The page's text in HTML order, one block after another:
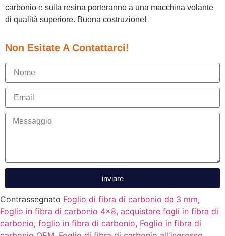
carbonio e sulla resina porteranno a una macchina volante
di qualità superiore. Buona costruzione!
Non Esitate A Contattarci!
inviare
Contrassegnato Foglio di fibra di carbonio da 3 mm,
Foglio in fibra di carbonio 4x8, acquistare fogli in fibra di
carbonio, foglio in fibra di carbonio, Foglio in fibra di